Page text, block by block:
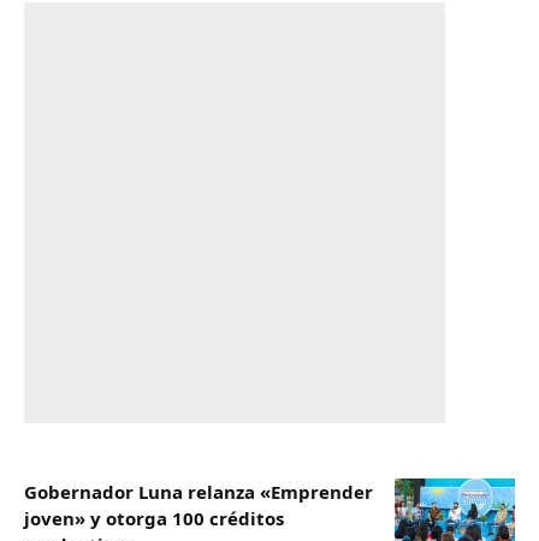
Gobernador Luna relanza «Emprender
joven» y otorga 100 créditos